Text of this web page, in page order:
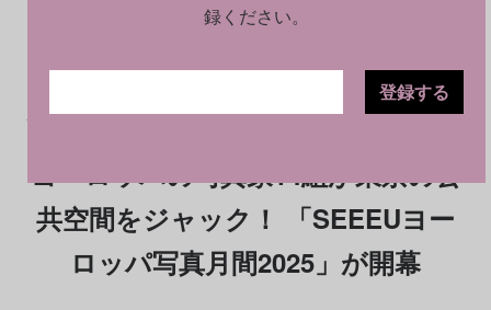
2025.10.23
ヨーロッパの写真家14組が東京の公
共空間をジャック！ 「SEEEUヨー
ロッパ写真月間2025」が開幕
録ください。
登録する